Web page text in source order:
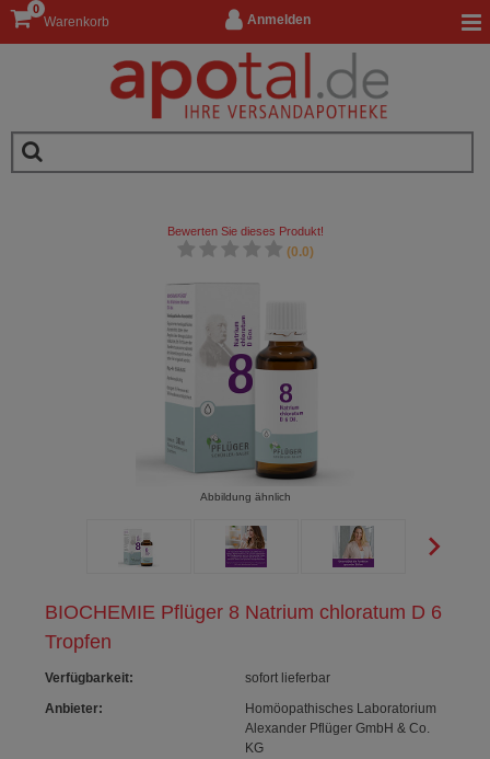
Anmelden
Warenkorb
0
BIOCHEMIE Pflüger 8 Natrium chloratum D 6
Tropfen
Verfügbarkeit:
sofort lieferbar
Anbieter:
Homöopathisches Laboratorium
Alexander Pflüger GmbH & Co.
KG
Bewerten Sie dieses Produkt!
(0.0)
Abbildung ähnlich